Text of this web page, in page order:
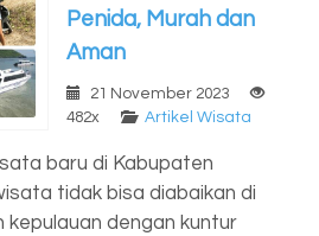
Penida, Murah dan
Aman
21 November 2023
482x
Artikel Wisata
baru di Kabupaten
tidak bisa diabaikan di
kepulauan dengan kuntur